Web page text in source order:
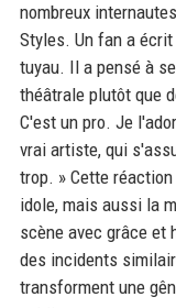
nombreux
Styles. Un fan a écrit
tuyau. Il a pensé à
théâtrale plutôt que
C'est un pro. Je
vrai artiste, qui
trop. » Cette
idole, mais aussi la
scène avec grâce et
des incidents
transforment une